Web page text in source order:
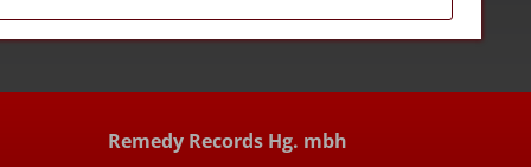
Remedy Records Hg. mbh